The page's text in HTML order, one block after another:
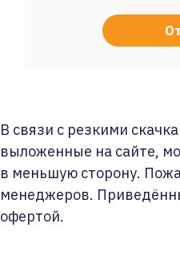
В связи с резкими
выложенные на сайте,
в меньшую сторону.
менеджеров.
офертой.